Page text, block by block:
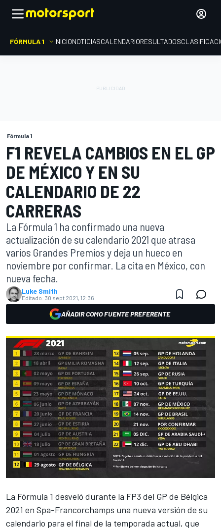
FÓRMULA 1 INICIONOTICIASCALENDARIORESULTADOS
Fórmula 1
F1 REVELA CAMBIOS EN EL GP
DE MÉXICO Y EN SU
CALENDARIO DE 22
CARRERAS
La Fórmula 1 ha confirmado una nueva
actualización de su calendario 2021 que atrasa
varios Grandes Premios y deja un hueco en
noviembre por confirmar. La cita en México, con
nueva fecha.
Luke Smith
Editado: 30 sept 2021, 12:36
AÑADIR COMO FUENTE PREFERENTE
La Fórmula 1 desveló durante la FP3 del GP de Bélgica
2021 en Spa-Francorchamps una nueva versión de su
calendario para el final de la temporada actual, que